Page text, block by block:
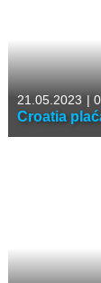
21.05.2023 |
Croatia